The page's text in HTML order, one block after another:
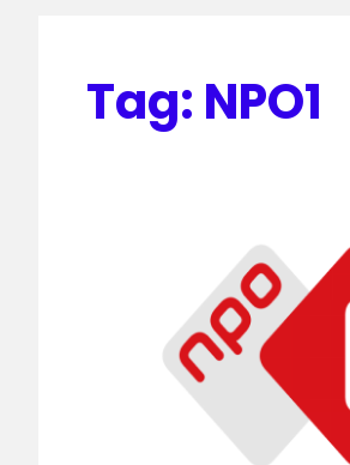
Tag: NPO1